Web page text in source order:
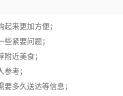
来更加方便；
紧要问题；
近美食；
考；
多久送达等信息；